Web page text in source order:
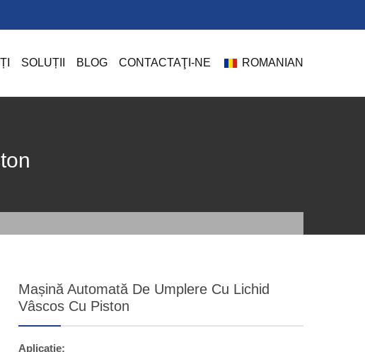
SOLUȚII BLOG CONTACTAŢI-NE ROMANIAN
Mașină Automată De Umplere Cu Lichid
Vâscos Cu Piston
Aplicație: